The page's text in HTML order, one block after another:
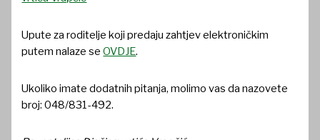
Upute za roditelje koji predaju zahtjev elektroničkim
putem nalaze seOVDJE.
Ukoliko imate dodatnih pitanja, molimo vas da nazovete
broj: 048/831-492.